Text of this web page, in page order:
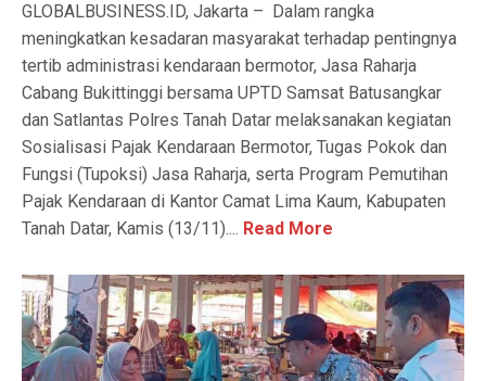
GLOBALBUSINESS.ID, Jakarta – Dalam rangka
meningkatkan kesadaran masyarakat terhadap pentingnya
tertib administrasi kendaraan bermotor, Jasa Raharja
Cabang Bukittinggi bersama UPTD Samsat Batusangkar
dan Satlantas Polres Tanah Datar melaksanakan kegiatan
Sosialisasi Pajak Kendaraan Bermotor, Tugas Pokok dan
Fungsi (Tupoksi) Jasa Raharja, serta Program Pemutihan
Pajak Kendaraan di Kantor Camat Lima Kaum, Kabupaten
Tanah Datar, Kamis (13/11).... Read More